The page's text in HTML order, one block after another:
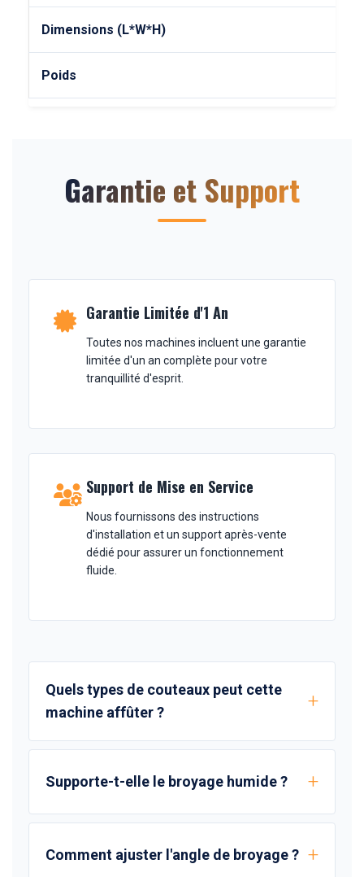
Dimensions (L*W*H)
Poids
Garantie et Support
Garantie Limitée d'1 An
Toutes nos machines incluent une garantie
limitée d'un an complète pour votre
tranquillité d'esprit.
Support de Mise en Service
Nous fournissons des instructions
d'installation et un support après-vente
dédié pour assurer un fonctionnement
fluide.
Quels types de couteaux peut cette
machine affûter ?
Supporte-t-elle le broyage humide ?
Comment ajuster l'angle de broyage ?